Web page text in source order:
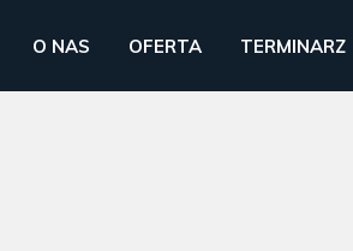
O NAS OFERTA TERMINARZ